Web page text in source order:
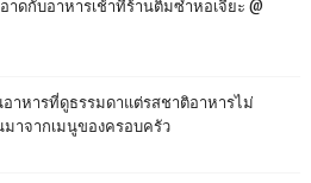
าหารที่ดูธรรมดาแต่รสชาติอาหารไม่
าจากเมนูของครอบครัว